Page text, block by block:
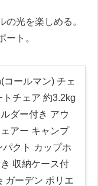
光を楽しめる。
ート。
コールマン) チェ
トチェア 約3.2kg
ダー付き アウ
ェアー キャンプ
パクト カップホ
収納ケース付
ガーデン ポリエ